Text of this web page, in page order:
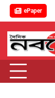
ePaper
content